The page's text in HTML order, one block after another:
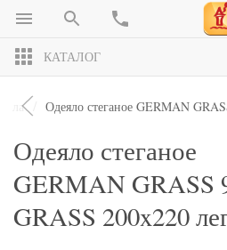
КАТАЛОГ
Одеяло стеганое GERMAN
Одеяло стеганое
GERMAN GRASS
GRASS 200x220